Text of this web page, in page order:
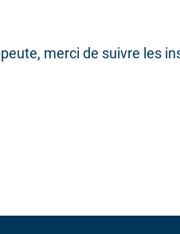
merci de suivre les